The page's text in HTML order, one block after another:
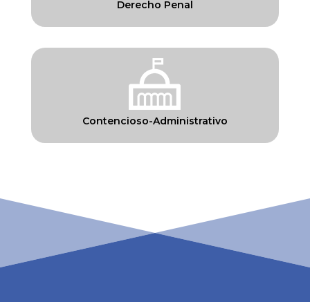
Derecho Penal
Contencioso-Administrativo